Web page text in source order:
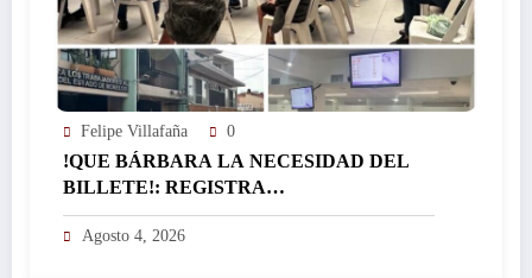
Felipe Villafaña 0
!QUE BÁRBARA LA NECESIDAD DEL
BILLETE!: REGISTRA
EL ICTSGEM MÁS DE 400 CRÉDITOS EN
UN DÍA…
Agosto 4, 2026